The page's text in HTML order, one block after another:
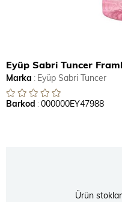
Eyüp Sabri Tuncer
Marka : Eyüp Sabri Tuncer
Barkod :000000EY47988
Ürün